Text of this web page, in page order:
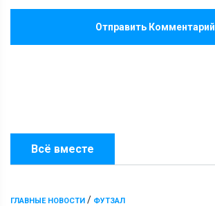
Всё вместе
ГЛАВНЫЕ НОВОСТИ / ФУТЗАЛ
Отправить Комментарий